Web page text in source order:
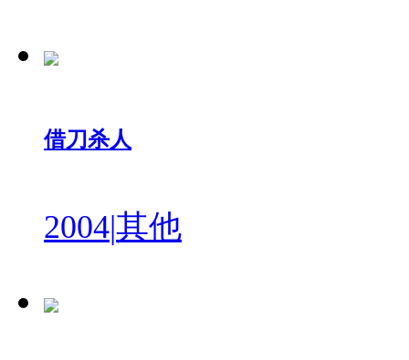
借刀杀人
2004|其他